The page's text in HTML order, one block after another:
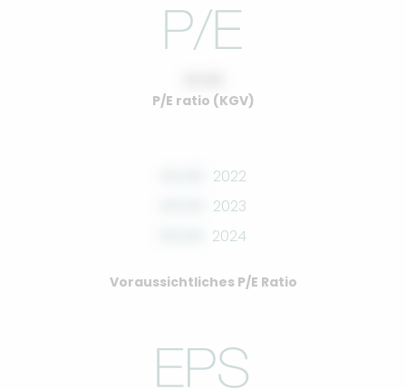
P/E ratio (KGV)
2022
2023
2024
Voraussichtliches P/E Ratio